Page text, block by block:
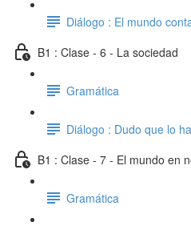
Diálogo : El mundo
B1 : Clase - 6 - La sociedad
Gramática
Diálogo : Dudo que lo
B1 : Clase - 7 - El mundo en
Gramática